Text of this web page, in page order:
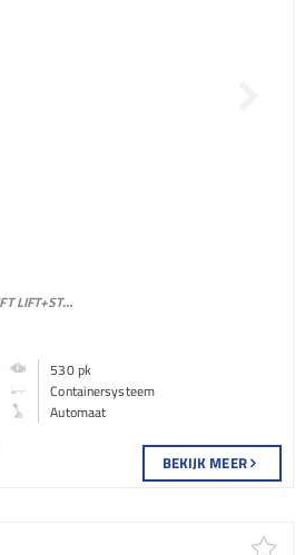
NEW! HYVA 30-60 S HOOKLIFT LIFT+STEERING AXLE RETARDER EURO 6
530 pk
Containersysteem
Automaat
BEKIJK MEER